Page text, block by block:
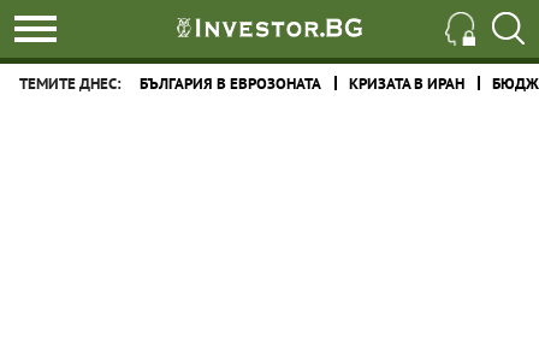
ТЕМИТЕ ДНЕС: БЪЛГАРИЯ В ЕВРОЗОНАТА КРИЗАТА В ИРАН